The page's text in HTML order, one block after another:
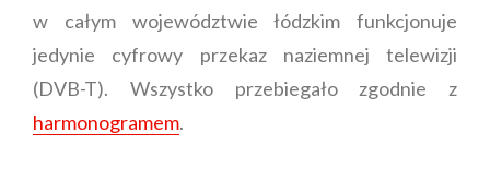
w całym województwie łódzkim funkcjonuje
jedynie cyfrowy przekaz naziemnej telewizji
(DVB-T). Wszystko przebiegało zgodnie z
harmonogramem.